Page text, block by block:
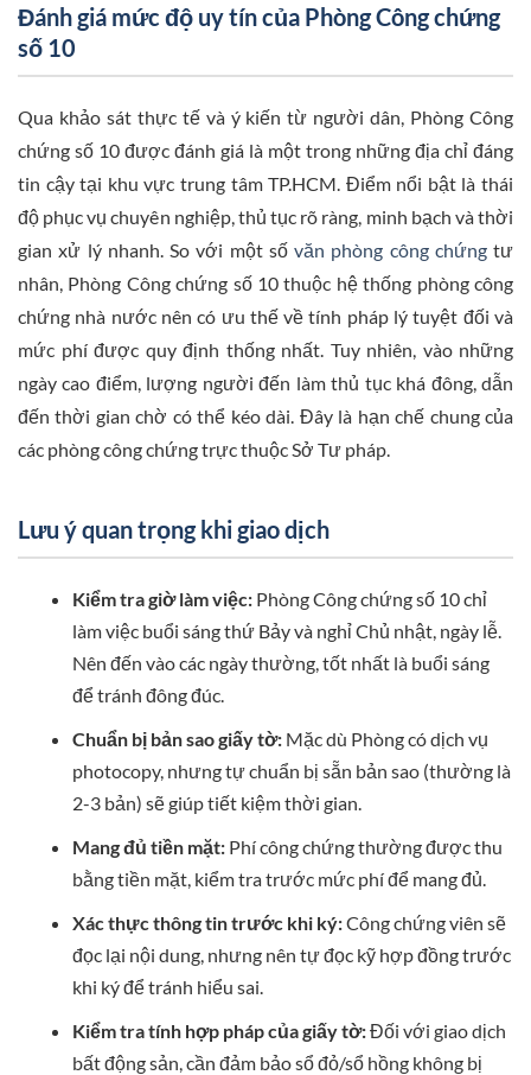
Đánh giá mức độ uy tín của Phòng Công chứng
số 10
Qua khảo sát thực tế và ý kiến từ người dân, Phòng Công
chứng số 10 được đánh giá là một trong những địa chỉ đáng
tin cậy tại khu vực trung tâm TP.HCM. Điểm nổi bật là thái
độ phục vụ chuyên nghiệp, thủ tục rõ ràng, minh bạch và thời
gian xử lý nhanh. So với một số văn phòng công chứngtư
nhân, Phòng Công chứng số 10 thuộc hệ thống phòng công
chứng nhà nước nên có ưu thế về tính pháp lý tuyệt đối và
mức phí được quy định thống nhất. Tuy nhiên, vào những
ngày cao điểm, lượng người đến làm thủ tục khá đông, dẫn
đến thời gian chờ có thể kéo dài. Đây là hạn chế chung của
các phòng công chứng trực thuộc Sở Tư pháp.
Lưu ý quan trọng khi giao dịch
Kiểm tra giờ làm việc:Phòng Công chứng số 10 chỉ
làm việc buổi sáng thứ Bảy và nghỉ Chủ nhật, ngày lễ.
Nên đến vào các ngày thường, tốt nhất là buổi sáng
để tránh đông đúc.
Chuẩn bị bản sao giấy tờ:Mặc dù Phòng có dịch vụ
photocopy, nhưng tự chuẩn bị sẵn bản sao (thường là
2-3 bản) sẽ giúp tiết kiệm thời gian.
Mang đủ tiền mặt:Phí công chứng thường được thu
bằng tiền mặt, kiểm tra trước mức phí để mang đủ.
Xác thực thông tin trước khi ký:Công chứng viên sẽ
đọc lại nội dung, nhưng nên tự đọc kỹ hợp đồng trước
khi ký để tránh hiểu sai.
Kiểm tra tính hợp pháp của giấy tờ:Đối với giao dịch
bất động sản, cần đảm bảo sổ đỏ/sổ hồng không bị